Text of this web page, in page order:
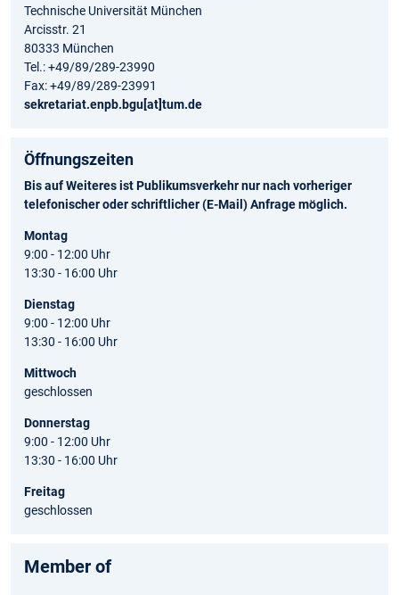
Technische Universität München
Arcisstr. 21
80333 München
Tel.: +49/89/289-23990
Fax: +49/89/289-23991
sekretariat.enpb.bgu[at]tum.de
Öffnungszeiten
Bis auf Weiteres ist Publikumsverkehr nur nach vorheriger
telefonischer oder schriftlicher (E-Mail) Anfrage möglich.
Montag
9:00 - 12:00 Uhr
13:30 - 16:00 Uhr
Dienstag
9:00 - 12:00 Uhr
13:30 - 16:00 Uhr
Mittwoch
geschlossen
Donnerstag
9:00 - 12:00 Uhr
13:30 - 16:00 Uhr
Freitag
geschlossen
Member of